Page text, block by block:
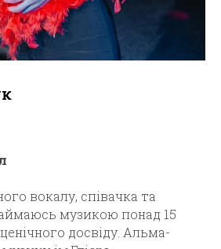
вокалу, співачка та
музикою понад 15
досвіду. Альма-